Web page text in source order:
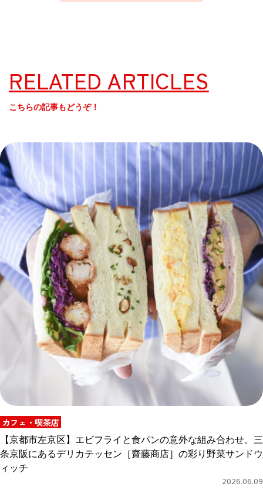
RELATED ARTICLES
こちらの記事もどうぞ！
カフェ・喫茶店
【京都市左京区】エビフライと食パンの意外な組み合わせ。三
条京阪にあるデリカテッセン［齋藤商店］の彩り野菜サンドウ
ィッチ
2026.06.09